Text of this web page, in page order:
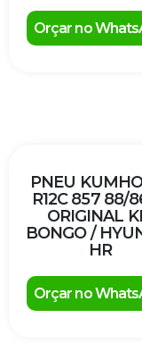
Orçar no
PNEU
R12C 857 88/
ORIGINAL
BONGO /
HR
Orçar no